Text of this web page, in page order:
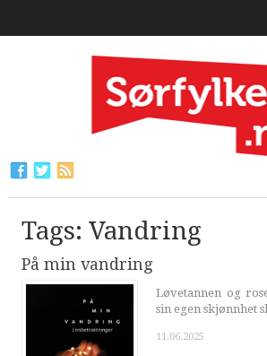
Tags: Vandring
På min vandring
Løvetannen og
sin egen
11.06.2025